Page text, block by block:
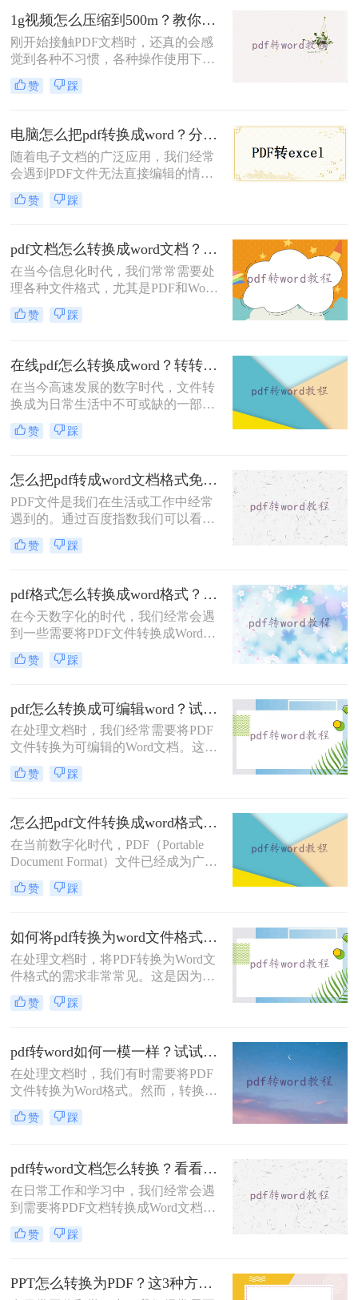
电脑pdf怎么转换成word格式呢？本文
将介绍在电脑上将PDF转换成Word格
式的几种方法。
1g视频怎么压缩到500m？教你二个方法！
刚开始接触PDF文档时，还真的会感
觉到各种不习惯，各种操作使用下来
都不如word文档顺手，如果你还被这
种问题所困扰，所以今天，来为大家
什么阅读器，编辑器一类的软件，这
里还是有个好办法，我们不妨把PDF
文档直接转化为word文档，这样是不
是就方便很多了呢？那么如何1g视频
怎么压缩到500m，我们可以用什么方
法将视频压缩？下面就来看看吧。
赞 踩
电脑怎么把pdf转换成word？分享四种简单方法！
随着电子文档的广泛应用，我们经常
会遇到PDF文件无法直接编辑的情
况。幸运的是，有一种简单而高效的
方法可以将PDF文件转换成可编辑的
和编辑。那么电脑怎么把pdf转换成
word呢？本文将为您介绍几种方法和
工具，让您轻松实现这个目标。
赞 踩
pdf文档怎么转换成word文档？教你三种转换方法！
在当今信息化时代，我们常常需要处
理各种文件格式，尤其是PDF和Word
文档。PDF格式由于其稳定的排版和
跨平台的特点，被广泛应用于各种电
改文档的时候，Word文档却更为方
便。因此，pdf文档怎么转换成word文
档就成了许多人关心的问题。
赞 踩
在线pdf怎么转换成word？转转大师教你在线转换！
在当今高速发展的数字时代，文件转
换成为日常生活中不可或缺的一部
分。特别是对于经常需要处理大量文
档的人来说，快速而准确地将PDF文
时间和精力。那么，在线pdf怎么转换
成word呢？答案就是使用转转大师在
线转换方法！本文将为您详细介绍转
转大师的功能和操作步骤，让您在文
件转换的道路上事半功倍。
赞 踩
怎么把pdf转成word文档格式免费？分享三个方法！
PDF文件是我们在生活或工作中经常
遇到的。通过百度指数我们可以看到
大家对怎么把pdf转成word文档格式免
费的需求越来越大。如果你想编辑或
你需要使用一些工具。那么怎么把pdf
转成word文档格式免费呢？这一次，
我想和大家分享pdf转word转换方法。
赞 踩
pdf格式怎么转换成word格式？这四个方法转换效率很高！
在今天数字化的时代，我们经常会遇
到一些需要将PDF文件转换成Word格
式的情况。PDF格式具有一定的安全
性和稳定性，但相较于Word格式，
所以，当我们需要对PDF文件进行编
辑时，将其转换成Word格式是一种常
见的需求。那么pdf格式怎么转换成
word格式呢？在本文中，将介绍四种
使用简单且高效的方法将PDF格式转
换为Word格式。
赞 踩
pdf怎么转换成可编辑word？试试这三种方法！
在处理文档时，我们经常需要将PDF
文件转换为可编辑的Word文档。这不
仅方便编辑和修改，还可以确保格式
的一致性。那么pdf怎么转换成可编辑
编辑Word文档的技巧，帮助您提高工
作效率。
赞 踩
怎么把pdf文件转换成word格式不变？试试这二方法！
在当前数字化时代，PDF（Portable
Document Format）文件已经成为广泛
使用的电子文档格式。然而，当我们
需要对PDF文件进行一些修改或编辑
得至关重要。那么怎么把pdf文件转换
成word格式不变呢？本文将重点介绍
四种方法，帮助你将PDF文件转换为
Word格式，同时保持原有的格式不
变。
赞 踩
如何将pdf转换为word文件格式？分享三种方法的详解！
在处理文档时，将PDF转换为Word文
件格式的需求非常常见。这是因为
Word格式的文件更易于编辑、修改和
分享。那么如何将pdf转换为word文件
您将PDF文件转换为Word格式，并确
保格式和数据的完整性。
赞 踩
pdf转word如何一模一样？试试这三个转换方法吧！
在处理文档时，我们有时需要将PDF
文件转换为Word格式。然而，转换过
程中可能会遇到格式、排版和元素错
位的问题。为了实现PDF转Word的一
样呢？本文将为您介绍三种实用的方
法，帮助您顺利完成高质量的PDF转
Word转换。
赞 踩
pdf转word文档怎么转换？看看这4种方法！
在日常工作和学习中，我们经常会遇
到需要将PDF文档转换成Word文档的
情况。不管是编辑、修改还是复制粘
贴，Word文档的处理更加便捷灵活。
面给大家介绍四种简单易行的方法，
让您从小白到高手都能轻松上手！
赞 踩
PPT怎么转换为PDF？这3种方法很简单！